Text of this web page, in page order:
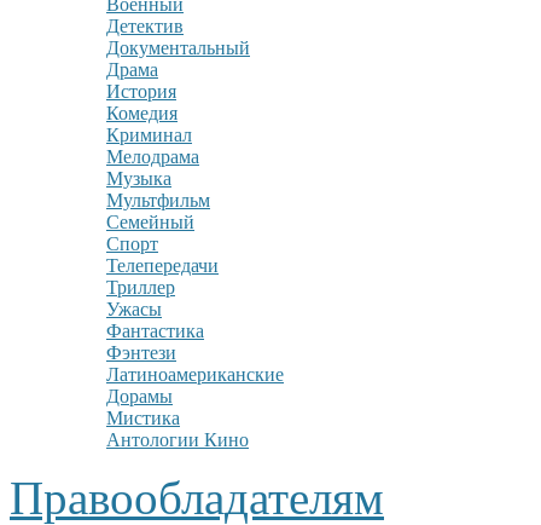
Военный
Детектив
Документальный
Драма
История
Комедия
Криминал
Мелодрама
Музыка
Мультфильм
Семейный
Спорт
Телепередачи
Триллер
Ужасы
Фантастика
Фэнтези
Латиноамериканские
Дорамы
Мистика
Антологии Кино
Правообладателям